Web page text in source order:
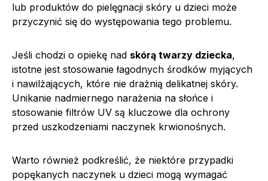
lub produktów do pielęgnacji skóry u dzieci może
przyczynić się do występowania tego problemu.
Jeśli chodzi o opiekę nad skórą twarzy dziecka,
istotne jest stosowanie łagodnych środków myjących
i nawilżających, które nie drażnią delikatnej skóry.
Unikanie nadmiernego narażenia na słońce i
stosowanie filtrów UV są kluczowe dla ochrony
przed uszkodzeniami naczynek krwionośnych.
Warto również podkreślić, że niektóre przypadki
popękanych naczynek u dzieci mogą wymagać